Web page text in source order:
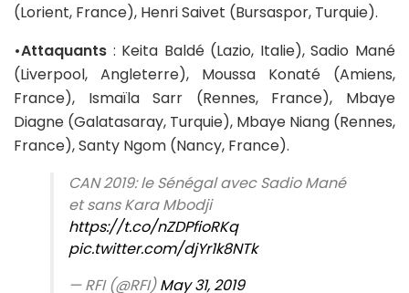
(Lorient, France), Henri Saivet (Bursaspor, Turquie).
•Attaquants : Keita Baldé (Lazio, Italie), Sadio Mané
(Liverpool, Angleterre), Moussa Konaté (Amiens,
France), Ismaïla Sarr (Rennes, France), Mbaye
Diagne (Galatasaray, Turquie), Mbaye Niang (Rennes,
France), Santy Ngom (Nancy, France).
CAN 2019: le Sénégal avec Sadio Mané
et sans Kara Mbodji
https://t.co/nZDPfioRKq
pic.twitter.com/djYr1k8NTk
— RFI (@RFI)May 31, 2019